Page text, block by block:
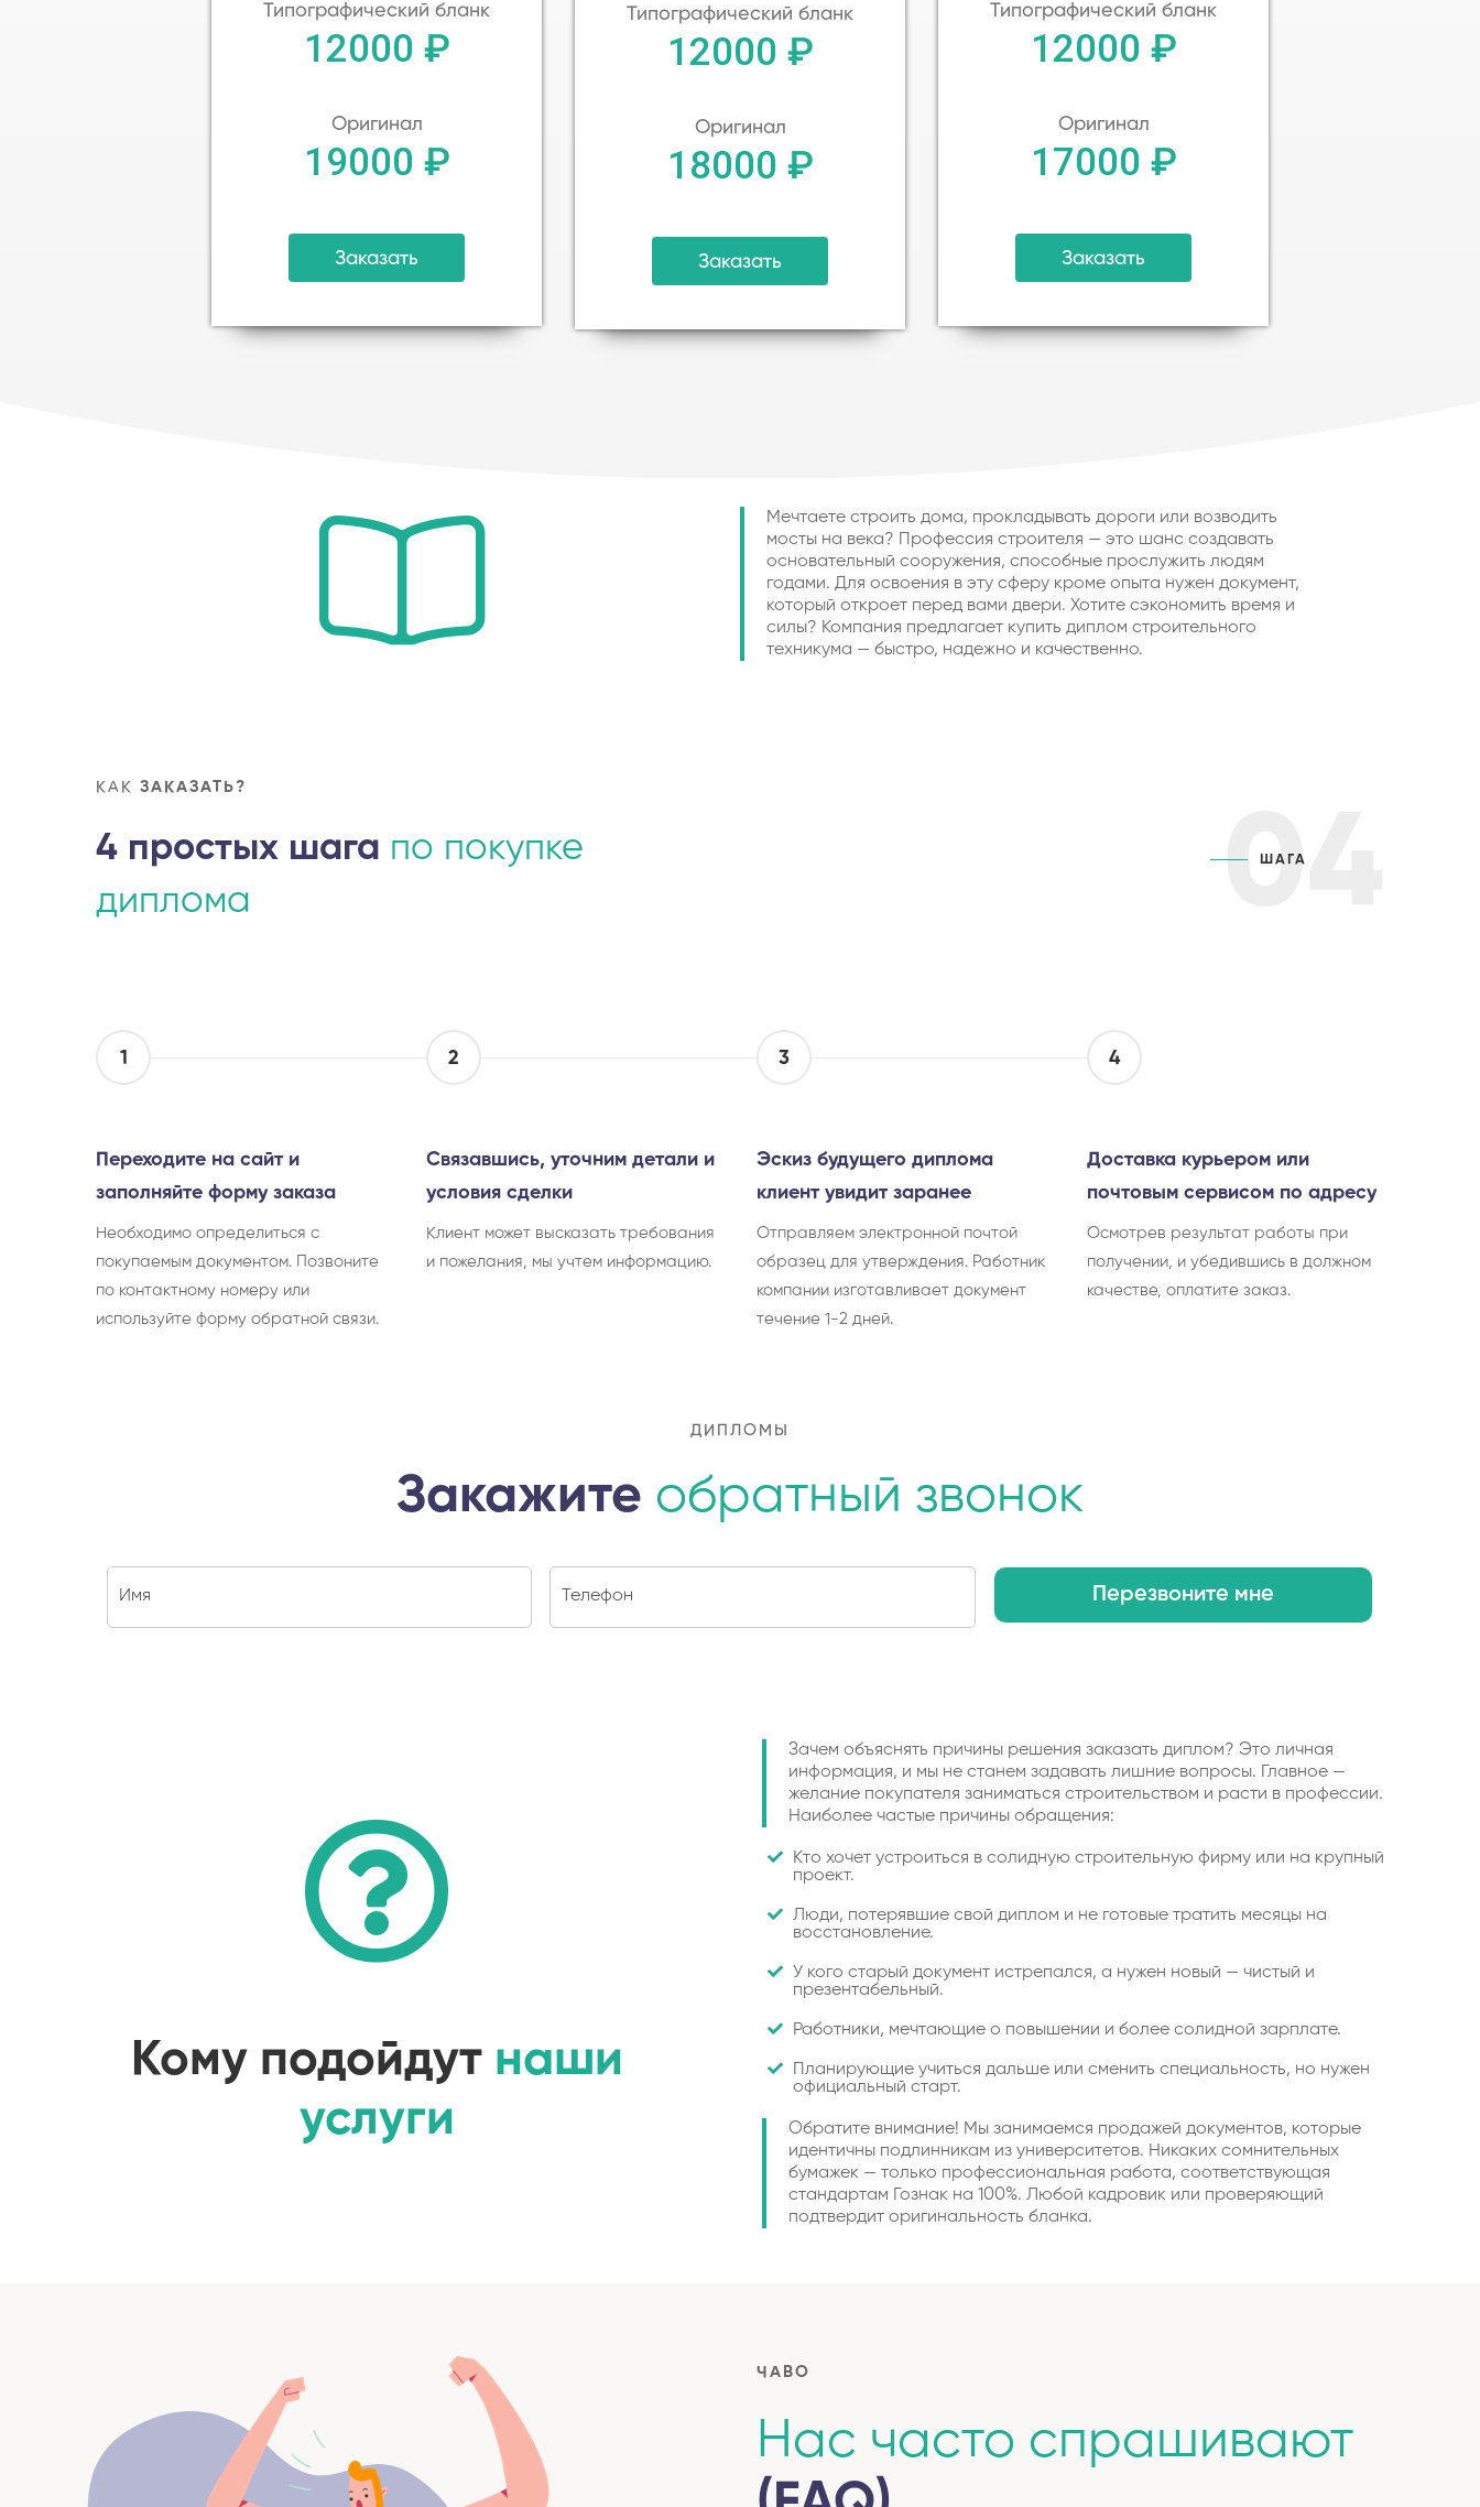
Типографический бланк
12000 ₽
Оригинал
19000 ₽
Заказать
Типографический бланк
12000 ₽
Оригинал
18000 ₽
Заказать
Типографический бланк
12000 ₽
Оригинал
17000 ₽
Заказать
Мечтаете строить дома, прокладывать дороги или возводить
мосты на века? Профессия строителя — это шанс создавать
основательный сооружения, способные прослужить людям
годами. Для освоения в эту сферу кроме опыта нужен документ,
который откроет перед вами двери. Хотите сэкономить время и
силы? Компания предлагает купить диплом строительного
техникума — быстро, надежно и качественно.
КАК ЗАКАЗАТЬ?
4 простых шага по покупке
диплома
04
ШАГА
1
Переходите на сайт и
заполняйте форму заказа
Необходимо определиться с
покупаемым документом. Позвоните
по контактному номеру или
используйте форму обратной связи.
2
Связавшись, уточним детали и
условия сделки
Клиент может высказать требования
и пожелания, мы учтем информацию.
3
Эскиз будущего диплома
клиент увидит заранее
Отправляем электронной почтой
образец для утверждения. Работник
компании изготавливает документ
течение 1-2 дней.
4
Доставка курьером или
почтовым сервисом по адресу
Осмотрев результат работы при
получении, и убедившись в должном
качестве, оплатите заказ.
ДИПЛОМЫ
Закажите обратный звонок
Перезвоните мне
Кому подойдут наши
услуги
Зачем объяснять причины решения заказать диплом? Это личная
информация, и мы не станем задавать лишние вопросы. Главное —
желание покупателя заниматься строительством и расти в профессии.
Наиболее частые причины обращения:
Кто хочет устроиться в солидную строительную фирму или на крупный
проект.
Люди, потерявшие свой диплом и не готовые тратить месяцы на
восстановление.
У кого старый документ истрепался, а нужен новый — чистый и
презентабельный.
Работники, мечтающие о повышении и более солидной зарплате.
Планирующие учиться дальше или сменить специальность, но нужен
официальный старт.
Обратите внимание! Мы занимаемся продажей документов, которые
идентичны подлинникам из университетов. Никаких сомнительных
бумажек — только профессиональная работа, соответствующая
стандартам Гознак на 100%. Любой кадровик или проверяющий
подтвердит оригинальность бланка.
ЧАВО
Нас часто спрашивают